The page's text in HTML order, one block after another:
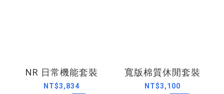
NR 日常機能套裝
NT$3,834
寬版棉質休閒套裝
NT$3,100